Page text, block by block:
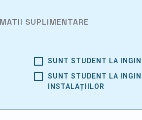
SUPLIMENTARE
SUNT STUDENT LA
SUNT STUDENT LA
INSTALAȚIILOR